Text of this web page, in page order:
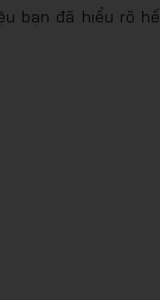
bạn đã hiểu rõ